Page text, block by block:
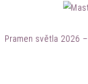
Pramen světla 2026